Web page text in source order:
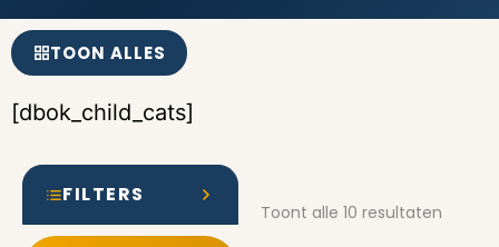
TOON ALLES
[dbok_child_cats]
FILTERS
Toont alle 10 resultaten